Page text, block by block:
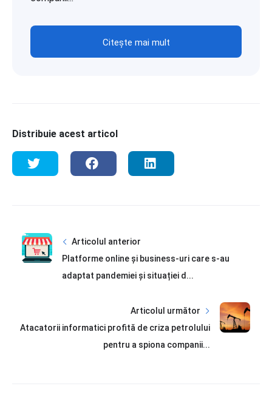
Citește mai mult
Distribuie acest articol
Articolul anterior
Platforme online și business-uri care s-au
adaptat pandemiei și situației d...
Articolul următor
Atacatorii informatici profită de criza petrolului
pentru a spiona companii...